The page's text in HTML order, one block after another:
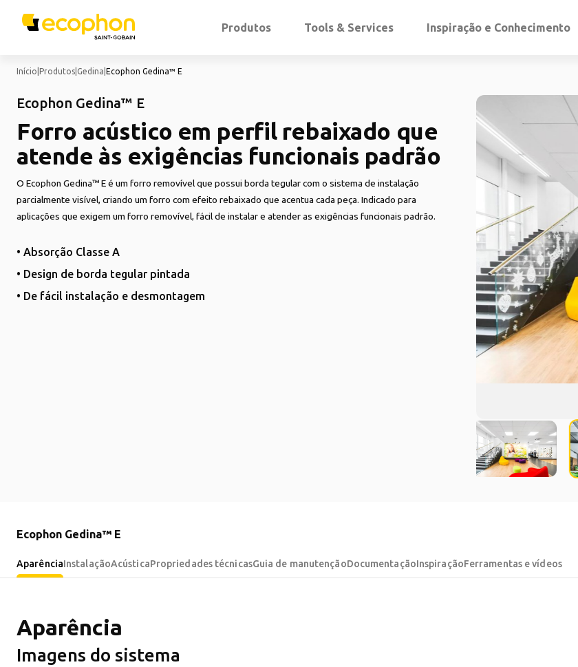
Produtos Tools & Services Inspiração e Conhecimento
Início Produtos Gedina Ecophon Gedina™ E
Ecophon Gedina™ E
Forro acústico em perfil rebaixado que
atende às exigências funcionais padrão
O Ecophon Gedina™ E é um forro removível que possui borda tegular com o sistema de instalação
parcialmente visível, criando um forro com efeito rebaixado que acentua cada peça. Indicado para
aplicações que exigem um forro removível, fácil de instalar e atender as exigências funcionais padrão.
• Absorção Classe A
• Design de borda tegular pintada
• De fácil instalação e desmontagem
Ecophon Gedina™ E
AparênciaInstalaçãoAcústicaPropriedades técnicasGuia de manutençãoDocumentaçãoInspiraçãoFerramentas e vídeos
Aparência
Imagens do sistema